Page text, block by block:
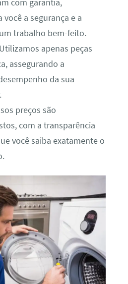
com garantia,
a segurança e a
trabalho bem-feito.
apenas peças
assegurando a
da sua
preços são
com a transparência
você saiba exatamente o